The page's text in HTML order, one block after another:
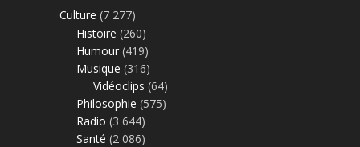
Culture (7 277)
Histoire (260)
Humour (419)
Musique (316)
Vidéoclips (64)
Philosophie (575)
Radio (3 644)
Santé (2 086)